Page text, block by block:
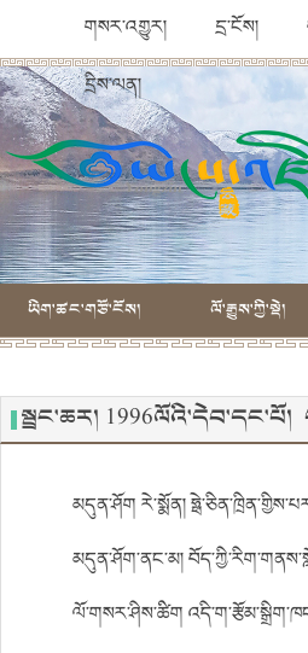
གསར་འགྱུར། དྲ་ངོས།
དྲིས་ལན།
ཡིག་ཚང་གཙོ་ངོས། ལོ་རྒྱུས་ཀྱི་སྡེ།
སྦྲང་ཆར།
མདུན་ཤོག རེ་སྨོན།
མདུན་ཤོག་ནང་མ།
ལོ་གསར་ཤིས་ཚིག